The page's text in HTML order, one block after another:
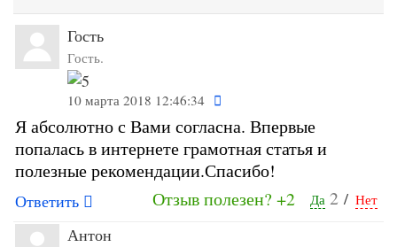
Гость
Гость.
10 марта 2018 12:46:34
Я абсолютно с Вами согласна. Впервые
попалась в интернете грамотная статья и
полезные рекомендации.Спасибо!
Да 2 / Нет
Отзыв полезен?+2
Ответить
Антон